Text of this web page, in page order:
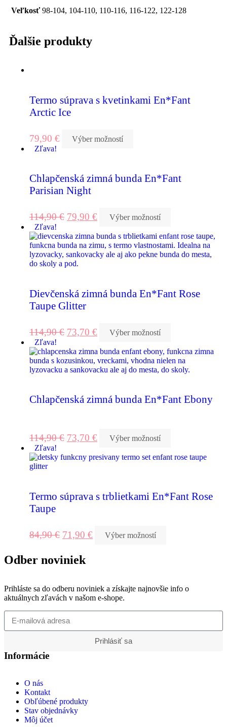
Veľkosť 98-104, 104-110, 110-116, 116-122, 122-128
Ďalšie produkty
Termo súprava s kvetinkami En*Fant
Arctic Ice
79,90 €
Výber možností
Zľava!
Chlapčenská zimná bunda En*Fant
Parisian Night
114,90€ 79,90 €
Výber možností
Zľava!
Dievčenská zimná bunda En*Fant Rose
Taupe Glitter
114,90€ 73,70 €
Výber možností
Zľava!
Chlapčenská zimná bunda En*Fant Ebony
114,90€ 73,70 €
Výber možností
Zľava!
Termo súprava s trblietkami En*Fant Rose
Taupe
84,90€ 71,90 € Výber možností
Odber noviniek
Prihláste sa do odberu noviniek a získajte najnovšie info o
aktuálnych zľavách v našom e-shope.
Prihlásiť sa
Informácie
O nás
Kontakt
Obľúbené produkty
Stav objednávky
Môj účet